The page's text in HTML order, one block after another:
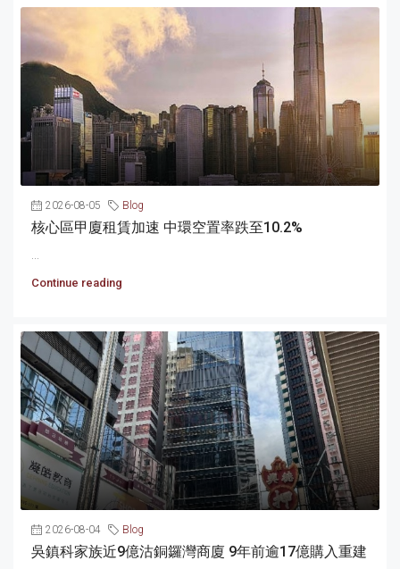
2026-08-05 Blog
核心區甲廈租賃加速 中環空置率跌至10.2%
Continue reading
2026-08-04 Blog
吳鎮科家族近9億沽銅鑼灣商廈 9年前逾17億購入重建